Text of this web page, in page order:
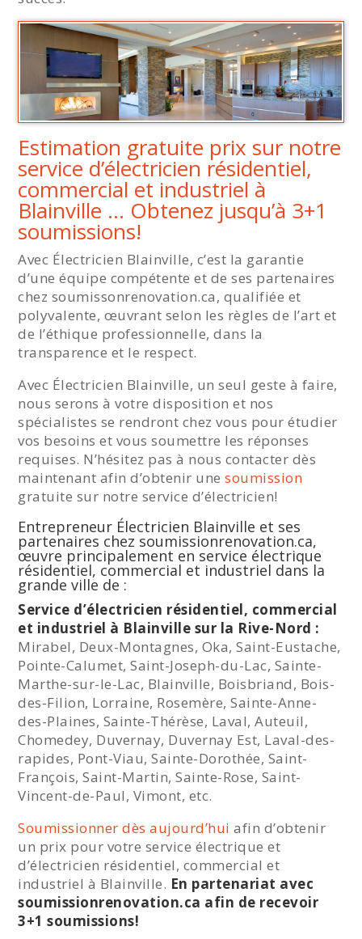
Estimation gratuite prix sur notre
service d’électricien résidentiel,
commercial et industriel à
Blainville … Obtenez jusqu’à 3+1
soumissions!
Avec Électricien Blainville, c’est la garantie
d’une équipe compétente et de ses partenaires
chez soumissonrenovation.ca, qualifiée et
polyvalente, œuvrant selon les règles de l’art et
de l’éthique professionnelle, dans la
transparence et le respect.
Avec Électricien Blainville, un seul geste à faire,
nous serons à votre disposition et nos
spécialistes se rendront chez vous pour étudier
vos besoins et vous soumettre les réponses
requises. N’hésitez pas à nous contacter dès
maintenant afin d’obtenir unesoumission
gratuite sur notre service d’électricien!
Entrepreneur Électricien Blainville et ses
partenaires chez soumissionrenovation.ca,
œuvre principalement en service électrique
résidentiel, commercial et industriel dans la
grande ville de :
Service d’électricien résidentiel, commercial
et industriel à Blainville sur la Rive-Nord :
Mirabel, Deux-Montagnes, Oka, Saint-Eustache,
Pointe-Calumet, Saint-Joseph-du-Lac, Sainte-
Marthe-sur-le-Lac, Blainville, Boisbriand, Bois-
des-Filion, Lorraine, Rosemère, Sainte-Anne-
des-Plaines, Sainte-Thérèse, Laval, Auteuil,
Chomedey, Duvernay, Duvernay Est, Laval-des-
rapides, Pont-Viau, Sainte-Dorothée, Saint-
François, Saint-Martin, Sainte-Rose, Saint-
Vincent-de-Paul, Vimont, etc.
Soumissionner dès aujourd’hui afin d’obtenir
un prix pour votre service électrique et
d’électricien résidentiel, commercial et
industriel à Blainville. En partenariat avec
soumissionrenovation.ca afin de recevoir
3+1 soumissions!